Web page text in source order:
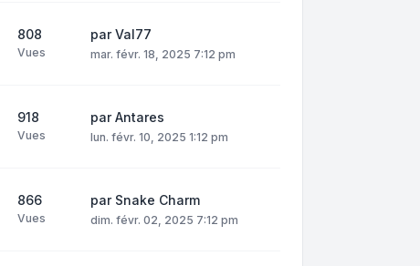
808
Vues
parVal77
mar. févr. 18, 2025 7:12 pm
918
Vues
parAntares
lun. févr. 10, 2025 1:12 pm
866
Vues
par Snake Charm
dim. févr. 02, 2025 7:12 pm